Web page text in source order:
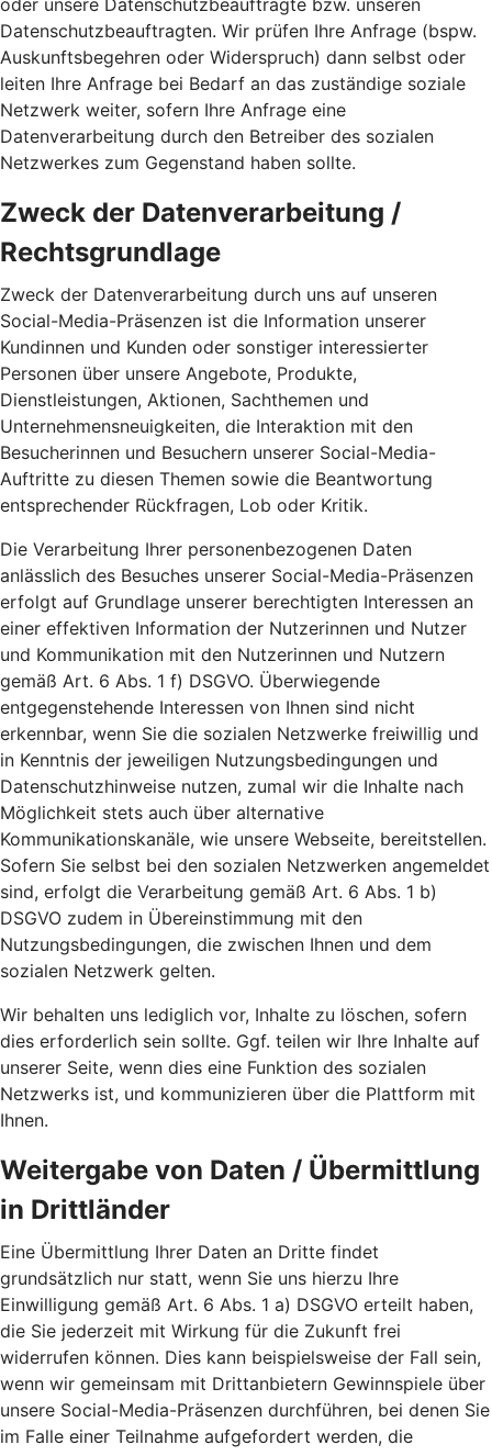
oder unsere Datenschutzbeauftragte bzw. unseren
Datenschutzbeauftragten. Wir prüfen Ihre Anfrage (bspw.
Auskunftsbegehren oder Widerspruch) dann selbst oder
leiten Ihre Anfrage bei Bedarf an das zuständige soziale
Netzwerk weiter, sofern Ihre Anfrage eine
Datenverarbeitung durch den Betreiber des sozialen
Netzwerkes zum Gegenstand haben sollte.
Zweck der Datenverarbeitung /
Rechtsgrundlage
Zweck der Datenverarbeitung durch uns auf unseren
Social-Media-Präsenzen ist die Information unserer
Kundinnen und Kunden oder sonstiger interessierter
Personen über unsere Angebote, Produkte,
Dienstleistungen, Aktionen, Sachthemen und
Unternehmensneuigkeiten, die Interaktion mit den
Besucherinnen und Besuchern unserer Social-Media-
Auftritte zu diesen Themen sowie die Beantwortung
entsprechender Rückfragen, Lob oder Kritik.
Die Verarbeitung Ihrer personenbezogenen Daten
anlässlich des Besuches unserer Social-Media-Präsenzen
erfolgt auf Grundlage unserer berechtigten Interessen an
einer effektiven Information der Nutzerinnen und Nutzer
und Kommunikation mit den Nutzerinnen und Nutzern
gemäß Art. 6 Abs. 1 f) DSGVO. Überwiegende
entgegenstehende Interessen von Ihnen sind nicht
erkennbar, wenn Sie die sozialen Netzwerke freiwillig und
in Kenntnis der jeweiligen Nutzungsbedingungen und
Datenschutzhinweise nutzen, zumal wir die Inhalte nach
Möglichkeit stets auch über alternative
Kommunikationskanäle, wie unsere Webseite, bereitstellen.
Sofern Sie selbst bei den sozialen Netzwerken angemeldet
sind, erfolgt die Verarbeitung gemäß Art. 6 Abs. 1 b)
DSGVO zudem in Übereinstimmung mit den
Nutzungsbedingungen, die zwischen Ihnen und dem
sozialen Netzwerk gelten.
Wir behalten uns lediglich vor, Inhalte zu löschen, sofern
dies erforderlich sein sollte. Ggf. teilen wir Ihre Inhalte auf
unserer Seite, wenn dies eine Funktion des sozialen
Netzwerks ist, und kommunizieren über die Plattform mit
Ihnen.
Weitergabe von Daten / Übermittlung
in Drittländer
Eine Übermittlung Ihrer Daten an Dritte findet
grundsätzlich nur statt, wenn Sie uns hierzu Ihre
Einwilligung gemäß Art. 6 Abs. 1 a) DSGVO erteilt haben,
die Sie jederzeit mit Wirkung für die Zukunft frei
widerrufen können. Dies kann beispielsweise der Fall sein,
wenn wir gemeinsam mit Drittanbietern Gewinnspiele über
unsere Social-Media-Präsenzen durchführen, bei denen Sie
im Falle einer Teilnahme aufgefordert werden, die